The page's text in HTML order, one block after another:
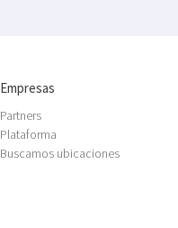
Empresas
Partners
Plataforma
Buscamos ubicaciones